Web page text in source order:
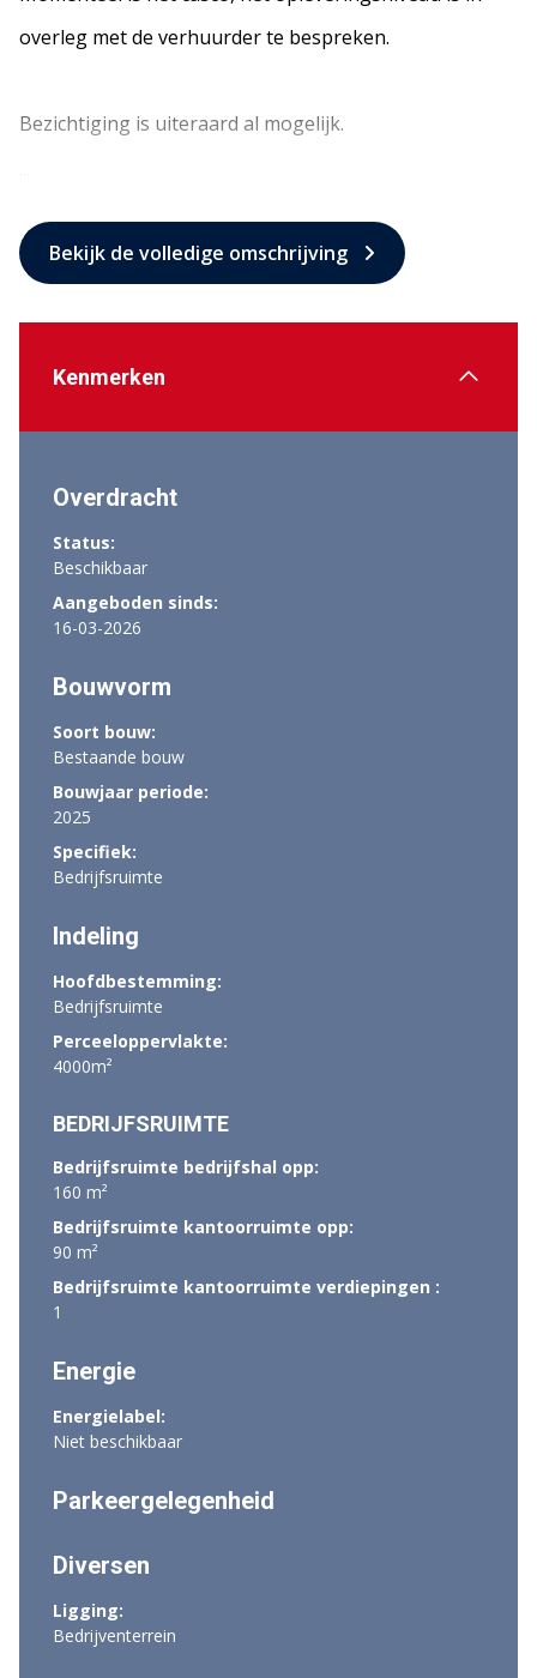
overleg met de verhuurder te bespreken.
Bezichtiging is uiteraard al mogelijk.
Bekijk de volledige omschrijving
Kenmerken
Overdracht
Status:
Beschikbaar
Aangeboden sinds:
16-03-2026
Bouwvorm
Soort bouw:
Bestaande bouw
Bouwjaar periode:
2025
Specifiek:
Bedrijfsruimte
Indeling
Hoofdbestemming:
Bedrijfsruimte
Perceeloppervlakte:
4000m²
BEDRIJFSRUIMTE
Bedrijfsruimte bedrijfshal opp:
160 m²
Bedrijfsruimte kantoorruimte opp:
90 m²
Bedrijfsruimte kantoorruimte verdiepingen :
1
Energie
Energielabel:
Niet beschikbaar
Parkeergelegenheid
Diversen
Ligging:
Bedrijventerrein